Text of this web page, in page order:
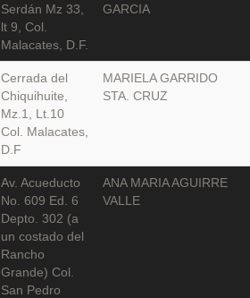
Serdán Mz 33,
lt 9, Col.
Malacates, D.F.
GARCIA
Cerrada del
Chiquihuite,
Mz.1, Lt.10
Col. Malacates,
D.F
MARIELA GARRIDO
STA. CRUZ
Av. Acueducto
No. 609 Ed. 6
Depto. 302 (a
un costado del
Rancho
Grande) Col.
San Pedro
ANA MARIA AGUIRRE
VALLE